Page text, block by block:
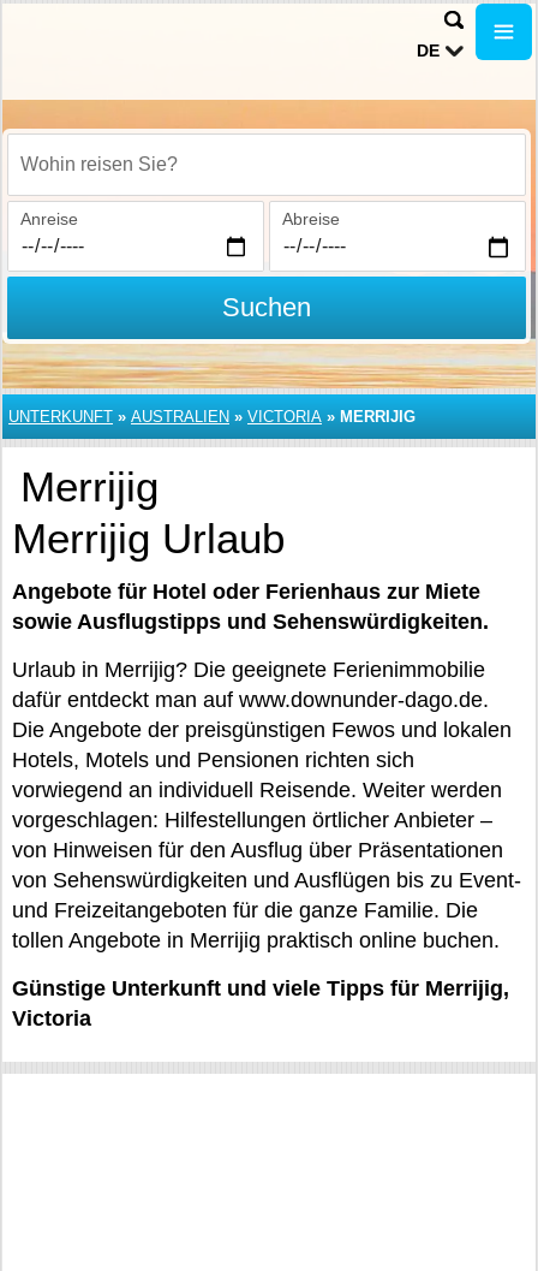
DE
Wohin reisen Sie?
Anreise Abreise
Suchen
UNTERKUNFT » AUSTRALIEN » VICTORIA » MERRIJIG
Merrijig
Merrijig Urlaub
Angebote für Hotel oder Ferienhaus zur Miete
sowie Ausflugstipps und Sehenswürdigkeiten.
Urlaub in Merrijig? Die geeignete Ferienimmobilie
dafür entdeckt man auf www.downunder-dago.de.
Die Angebote der preisgünstigen Fewos und lokalen
Hotels, Motels und Pensionen richten sich
vorwiegend an individuell Reisende. Weiter werden
vorgeschlagen: Hilfestellungen örtlicher Anbieter –
von Hinweisen für den Ausflug über Präsentationen
von Sehenswürdigkeiten und Ausflügen bis zu Event-
und Freizeitangeboten für die ganze Familie. Die
tollen Angebote in Merrijig praktisch online buchen.
Günstige Unterkunft und viele Tipps für Merrijig,
Victoria